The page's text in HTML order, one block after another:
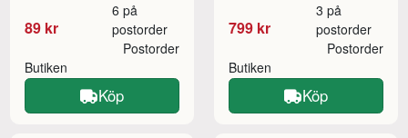
89 kr
6 på
postorder
Butiken
Postorder
Köp
799 kr
3 på
postorder
Butiken
Postorder
Köp